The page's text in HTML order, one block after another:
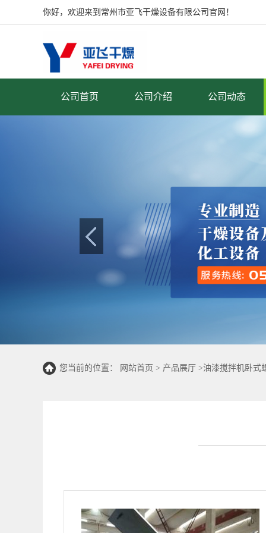
你好，欢迎来到常州市亚飞干燥设备有限公司官网！
公司首页 公司介绍 公司动态
您当前的位置： 网站首页 > 产品展厅 >油漆搅拌机卧式